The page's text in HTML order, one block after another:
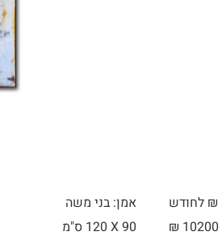
אמן: בני משה
90 X